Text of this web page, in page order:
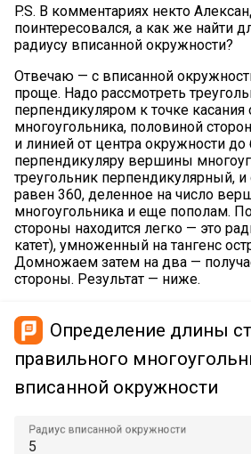
P.S. В комментариях некто
поинтересовался, а как же найти
радиусу вписанной окружности?
Отвечаю — с вписанной
проще. Надо рассмотреть
перпендикуляром к точке касания
многоугольника, половиной
и линией от центра окружности
перпендикуляру вершины
треугольник перпендикулярный, и
равен 360, деленное на число
многоугольника и еще пополам.
стороны находится легко — это
катет), умноженный на тангенс
Домножаем затем на два —
стороны. Результат — ниже.
Определение длины
правильного
вписанной окружности
Радиус вписанной окружности